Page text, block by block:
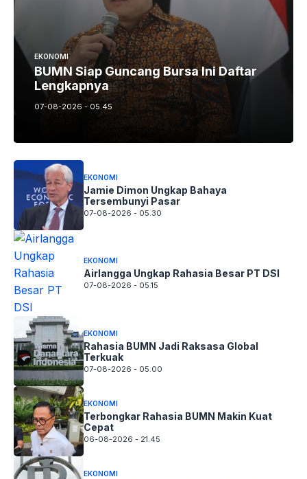
EKONOMI
BUMN Siap Guncang Bursa Ini Daftar
Lengkapnya
07-08-2026 - 05.45
EKONOMI
Jamie Dimon Ungkap Bahaya
Tersembunyi Pasar
07-08-2026 - 05.30
EKONOMI
Airlangga Ungkap Rahasia Besar PT DSI
07-08-2026 - 05.15
EKONOMI
Rahasia BUMN Jadi Raksasa Global
Terkuak
07-08-2026 - 05.00
EKONOMI
Terbongkar Rahasia BUMN Makin Kuat
Cepat
06-08-2026 - 21.45
EKONOMI